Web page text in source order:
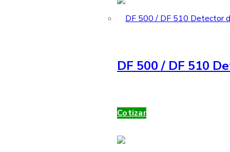
DF 500 / DF 510
Cotizar